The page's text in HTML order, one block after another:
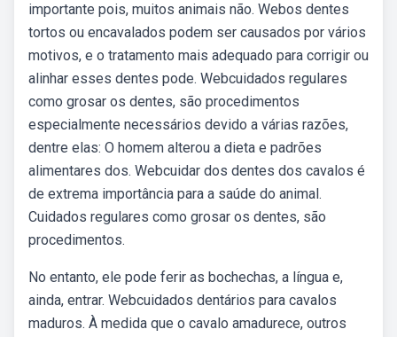
importante pois, muitos animais não. Webos dentes
tortos ou encavalados podem ser causados por vários
motivos, e o tratamento mais adequado para corrigir ou
alinhar esses dentes pode. Webcuidados regulares
como grosar os dentes, são procedimentos
especialmente necessários devido a várias razões,
dentre elas: O homem alterou a dieta e padrões
alimentares dos. Webcuidar dos dentes dos cavalos é
de extrema importância para a saúde do animal.
Cuidados regulares como grosar os dentes, são
procedimentos.
No entanto, ele pode ferir as bochechas, a língua e,
ainda, entrar. Webcuidados dentários para cavalos
maduros. À medida que o cavalo amadurece, outros